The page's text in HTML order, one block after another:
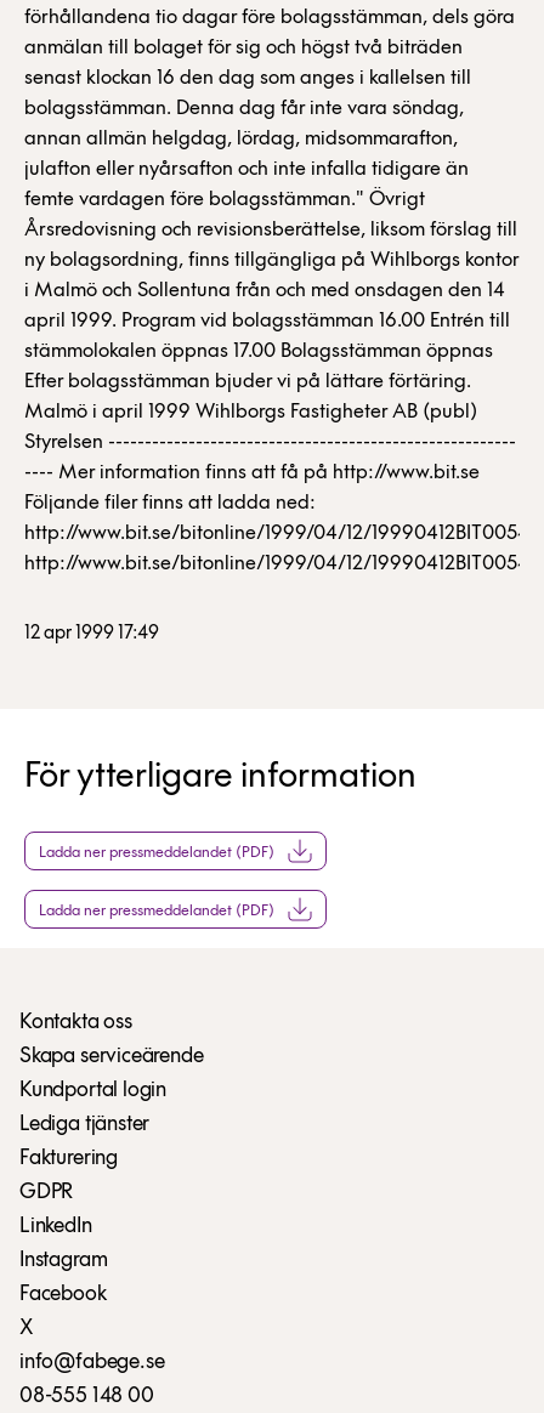
förhållandena tio dagar före bolagsstämman, dels göra
anmälan till bolaget för sig och högst två biträden
senast klockan 16 den dag som anges i kallelsen till
bolagsstämman. Denna dag får inte vara söndag,
annan allmän helgdag, lördag, midsommarafton,
julafton eller nyårsafton och inte infalla tidigare än
femte vardagen före bolagsstämman." Övrigt
Årsredovisning och revisionsberättelse, liksom förslag till
ny bolagsordning, finns tillgängliga på Wihlborgs kontor
i Malmö och Sollentuna från och med onsdagen den 14
april 1999. Program vid bolagsstämman 16.00 Entrén till
stämmolokalen öppnas 17.00 Bolagsstämman öppnas
Efter bolagsstämman bjuder vi på lättare förtäring.
Malmö i april 1999 Wihlborgs Fastigheter AB (publ)
Styrelsen --------------------------------------------------------
---- Mer information finns att få på http://www.bit.se
Följande filer finns att ladda ned:
http://www.bit.se/bitonline/1999/04/12/
http://www.bit.se/bitonline/1999/04/12/
12 apr 1999 17:49
För ytterligare information
Ladda ner pressmeddelandet (PDF)
Ladda ner pressmeddelandet (PDF)
Kontakta oss
Skapa serviceärende
Kundportal login
Lediga tjänster
Fakturering
GDPR
LinkedIn
Instagram
Facebook
X
info@fabege.se
08-555 148 00